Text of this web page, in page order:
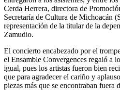
Cerda Herrera, directora de
Secretaría de Cultura de Michoacán
representación de la titular de la
Zamudio.
El concierto encabezado por el
el Ensamble Convergences regaló a
igual, pues los artistas fueron bien
que para agradecer el cariño y
piezas más que se encontraban fuera